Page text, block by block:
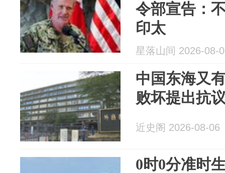
令部宣告：
印太
星落山间 2026-08-
中国东海又
败坏提出抗
近史阁 2026-08-06
0时0分准时